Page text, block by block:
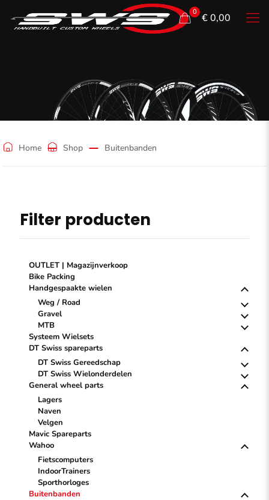
0 € 0,00
Buitenbanden
Home Shop Buitenbanden
Filter producten
OUTLET | Magazijnverkoop
Bike Packing
Handgespaakte wielen
Weg / Road
Gravel
MTB
Systeem Wielsets
DT Swiss spareparts
DT Swiss Gereedschap
DT Swiss Wielonderdelen
General wheel parts
Lagers
Naven
Velgen
Mavic Spareparts
Wahoo
Fietscomputers
IndoorTrainers
Sporthorloges
Buitenbanden